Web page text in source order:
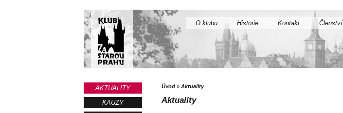
O klubu Historie Kontakt Členství
AKTUALITY
KAUZY
Úvod » Aktuality
Aktuality